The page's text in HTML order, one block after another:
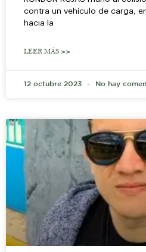
contra un vehículo de carga,
hacia la
LEER MÁS >>
12 octubre 2023 No hay